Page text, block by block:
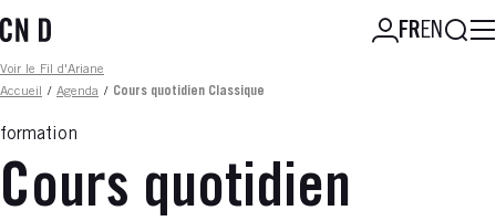
au
principal
FREN
Fil d'ariane
Voir le Fil d'Ariane
Accueil
/ Agenda / Cours quotidien Classique
formation
Cours quotidien